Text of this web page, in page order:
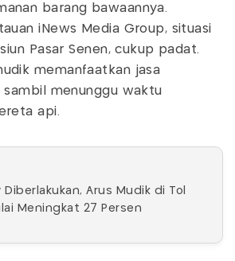
barang bawaannya.
iNews Media Group, situasi
Pasar Senen, cukup padat.
memanfaatkan jasa
menunggu waktu
api.
Diberlakukan, Arus Mudik di Tol
Meningkat 27 Persen